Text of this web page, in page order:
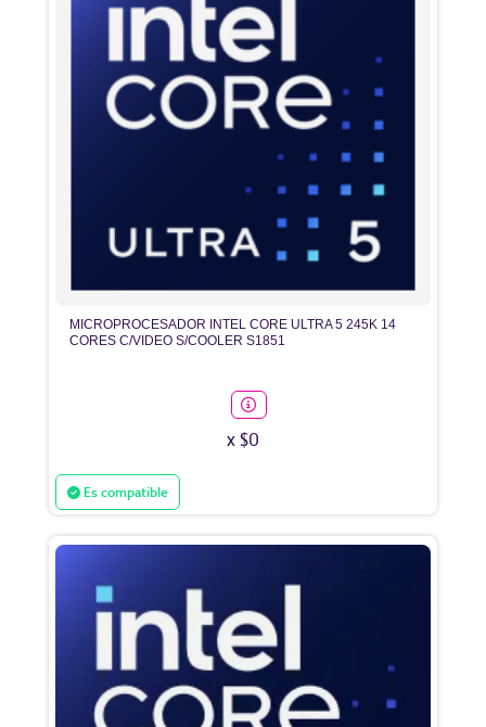
MICROPROCESADOR INTEL CORE ULTRA 5 245K 14
CORES C/VIDEO S/COOLER S1851
x $0
Es compatible